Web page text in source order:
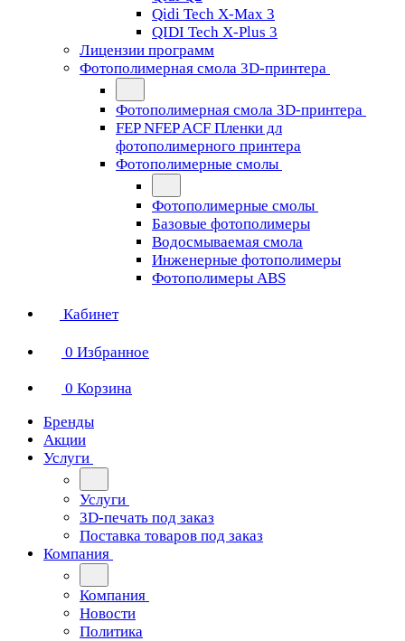
Qidi Tech X-Max 3
QIDI Tech X-Plus 3
Лицензии программ
Фотополимерная смола 3D-принтера
Фотополимерная смола 3D-принтера
FEP NFEP ACF Пленки дл
фотополимерного принтера
Фотополимерные смолы
Фотополимерные смолы
Базовые фотополимеры
Водосмываемая смола
Инженерные фотополимеры
Фотополимеры ABS
Кабинет
0 Избранное
0 Корзина
Бренды
Акции
Услуги
Услуги
3D-печать под заказ
Поставка товаров под заказ
Компания
Компания
Новости
Политика